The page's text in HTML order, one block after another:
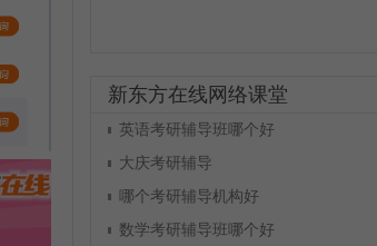
新东方在线网络课堂
英语考研辅导班哪个好
大庆考研辅导
哪个考研辅导机构好
数学考研辅导班哪个好